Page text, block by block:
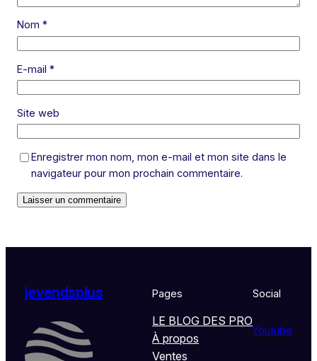
Nom *
E-mail *
Site web
Enregistrer mon nom, mon e-mail et mon site dans le
navigateur pour mon prochain commentaire.
jevendsplus Pages
LE BLOG DES PRO
À propos
Ventes
Social
Youtube